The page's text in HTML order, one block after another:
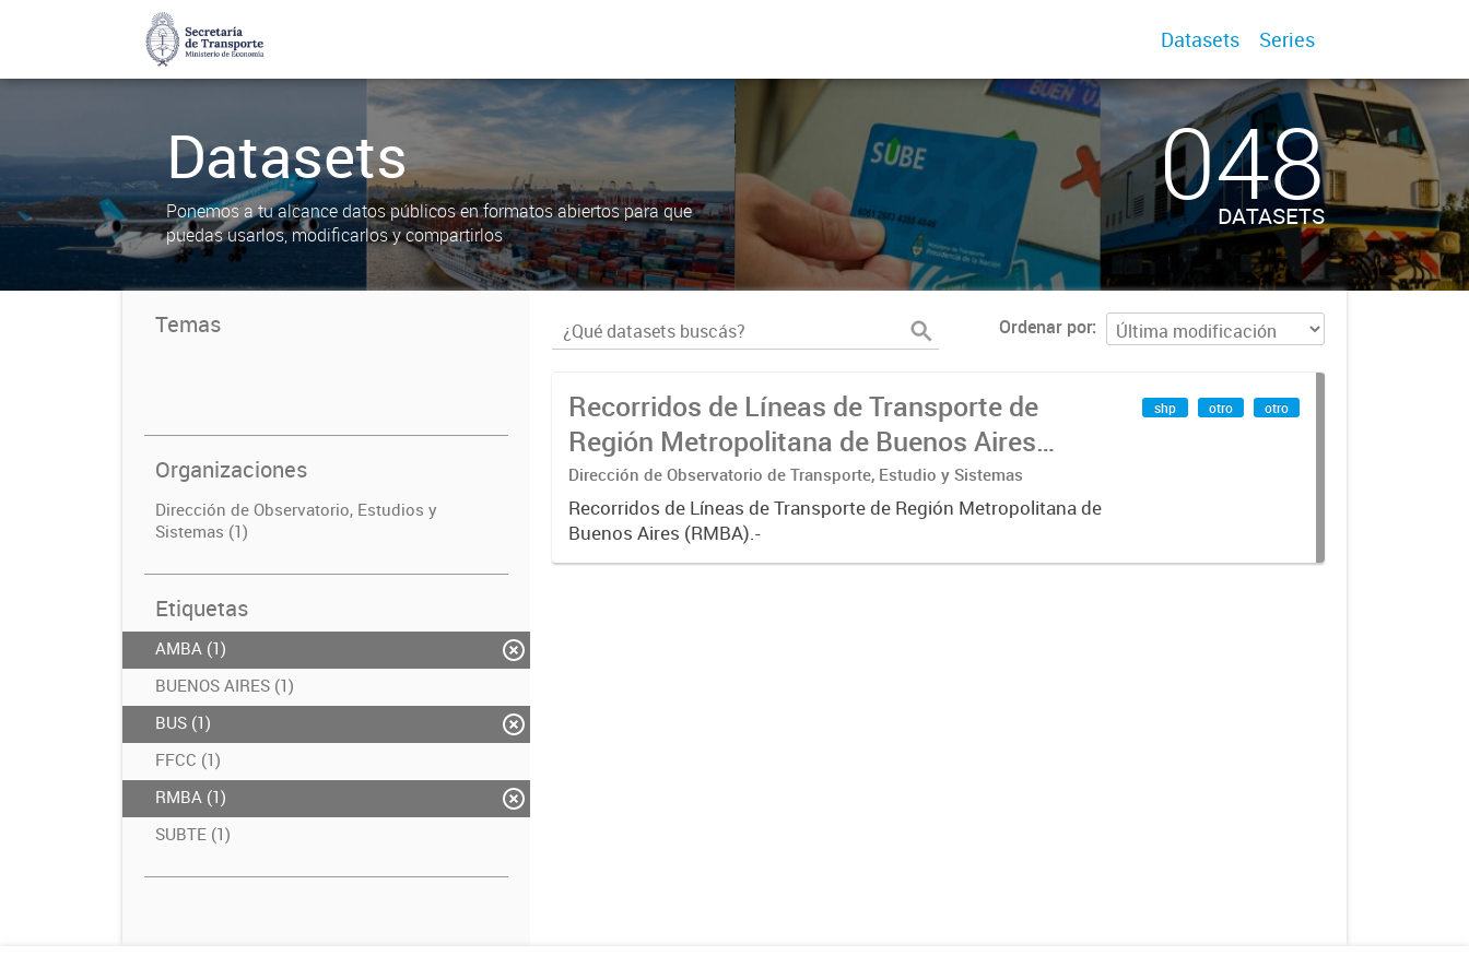
Datasets Series
Datasets
Ponemos a tu alcance datos públicos en formatos abiertos para que
puedas usarlos, modificarlos y compartirlos
048
DATASETS
Temas
Organizaciones
Dirección de Observatorio, Estudios y
Sistemas (1)
Etiquetas
AMBA (1)
BUENOS AIRES (1)
BUS (1)
FFCC (1)
RMBA (1)
SUBTE (1)
Ordenar por
Recorridos de Líneas de Transporte de
Región Metropolitana de Buenos Aires
(RMBA)
Dirección de Observatorio de Transporte, Estudio y Sistemas
Recorridos de Líneas de Transporte de Región Metropolitana de
Buenos Aires (RMBA).-
shp otro otro